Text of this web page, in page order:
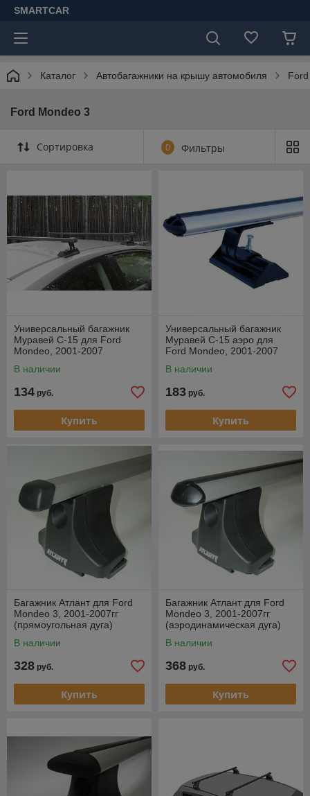
SMARTCAR
Каталог Автобагажники на крышу автомобиля Ford
Ford Mondeo 3
Сортировка 0 Фильтры
Универсальный багажник
Муравей С-15 для Ford
Mondeo, 2001-2007
В наличии
134 руб.
Купить
Универсальный багажник
Муравей С-15 аэро для
Ford Mondeo, 2001-2007
В наличии
183 руб.
Купить
Багажник Атлант для Ford
Mondeo 3, 2001-2007гг
(прямоугольная дуга)
В наличии
328 руб.
Купить
Багажник Атлант для Ford
Mondeo 3, 2001-2007гг
(аэродинамическая дуга)
В наличии
368 руб.
Купить